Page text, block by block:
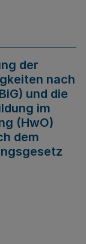
der
nach
und die
im
(HwO)
dem